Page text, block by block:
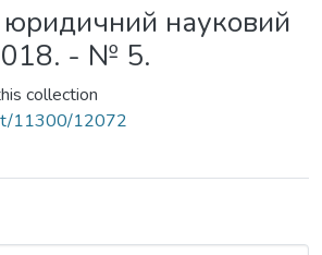
юридичний науковий
- № 5.
collection
11300/12072